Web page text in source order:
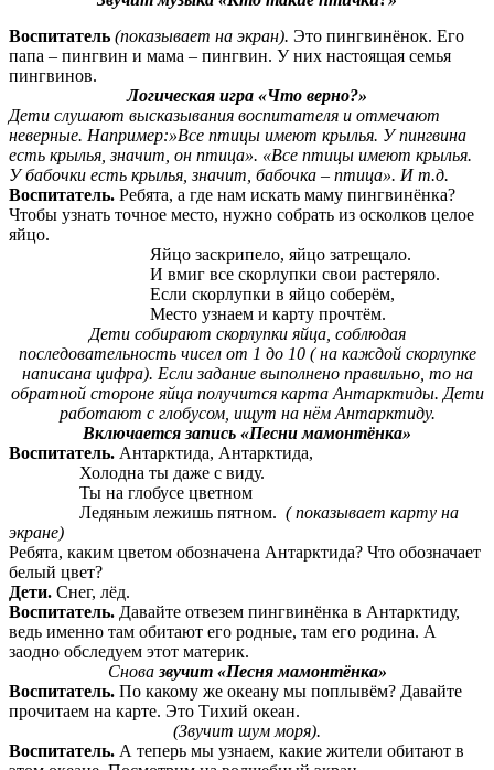
Воспитатель (показывает на экран). Это пингвинёнок. Его
папа – пингвин и мама – пингвин. У них настоящая семья
пингвинов.
Логическая игра «Что верно?»
Дети слушают высказывания воспитателя и отмечают
неверные. Например:»Все птицы имеют крылья. У пингвина
есть крылья, значит, он птица». «Все птицы имеют крылья.
У бабочки есть крылья, значит, бабочка – птица». И т.д.
Воспитатель. Ребята, а где нам искать маму пингвинёнка?
Чтобы узнать точное место, нужно собрать из осколков целое
яйцо.
Яйцо заскрипело, яйцо затрещало.
И вмиг все скорлупки свои растеряло.
Если скорлупки в яйцо соберём,
Место узнаем и карту прочтём.
Дети собирают скорлупки яйца, соблюдая
последовательность чисел от 1 до 10 ( на каждой скорлупке
написана цифра). Если задание выполнено правильно, то на
обратной стороне яйца получится карта Антарктиды. Дети
работают с глобусом, ищут на нём Антарктиду.
Включается запись «Песни мамонтёнка»
Воспитатель. Антарктида, Антарктида,
Холодна ты даже с виду.
Ты на глобусе цветном
Ледяным лежишь пятном. ( показывает карту на
экране)
Ребята, каким цветом обозначена Антарктида? Что обозначает
белый цвет?
Дети. Снег, лёд.
Воспитатель. Давайте отвезем пингвинёнка в Антарктиду,
ведь именно там обитают его родные, там его родина. А
заодно обследуем этот материк.
Снова звучит «Песня мамонтёнка»
Воспитатель. По какому же океану мы поплывём? Давайте
прочитаем на карте. Это Тихий океан.
(Звучит шум моря).
Воспитатель. А теперь мы узнаем, какие жители обитают в